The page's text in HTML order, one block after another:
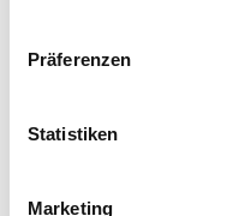
Präferenzen
Statistiken
Marketing